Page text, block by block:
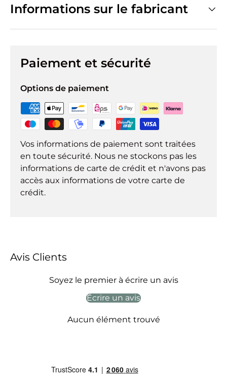
Informations sur le fabricant
Paiement et sécurité
Options de paiement
Vos informations de paiement sont traitées
en toute sécurité. Nous ne stockons pas les
informations de carte de crédit et n'avons pas
accès aux informations de votre carte de
crédit.
Avis Clients
Soyez le premier à écrire un avis
Écrire un avis
Aucun élément trouvé